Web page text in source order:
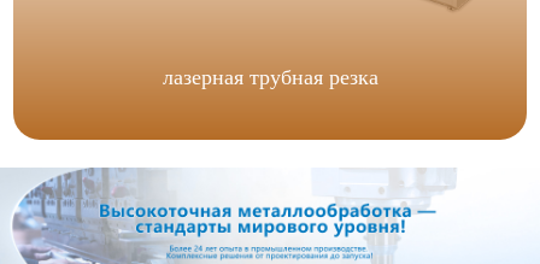
лазерная трубная резка